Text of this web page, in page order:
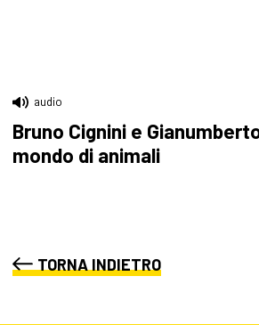
audio
Bruno Cignini e
mondo di animali
TORNA INDIETRO